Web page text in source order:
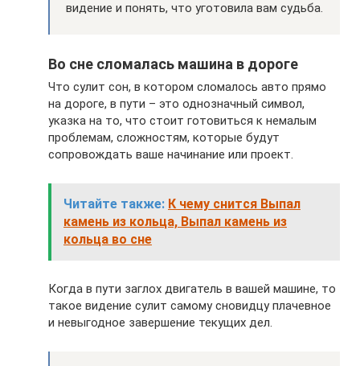
видение и понять, что уготовила вам судьба.
Во сне сломалась машина в дороге
Что сулит сон, в котором сломалось авто прямо
на дороге, в пути – это однозначный символ,
указка на то, что стоит готовиться к немалым
проблемам, сложностям, которые будут
сопровождать ваше начинание или проект.
Читайте также: К чему снится Выпал
камень из кольца, Выпал камень из
кольца во сне
Когда в пути заглох двигатель в вашей машине, то
такое видение сулит самому сновидцу плачевное
и невыгодное завершение текущих дел.